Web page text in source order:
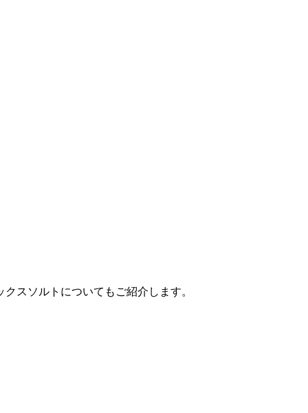
スソルトについてもご紹介します。